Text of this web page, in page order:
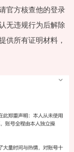
官方核查他的登录
无违规行为后解除
供所有证明材料，